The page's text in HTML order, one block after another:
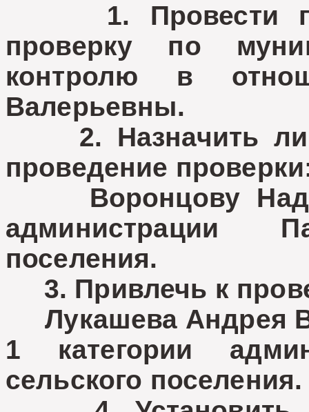
1. Провести
проверку по
контролю в
Валерьевны.
2. Назначить
проведение
Воронцову
администрации
поселения.
3. Привлечь к
Лукашева Андрея
1 категории
сельского поселения.